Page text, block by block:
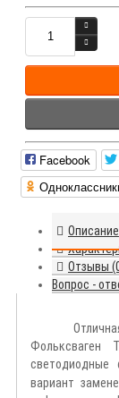
Facebook
Описание
Отзывы
Вопрос -
Отличная
Фольксваген
светодиодные
вариант